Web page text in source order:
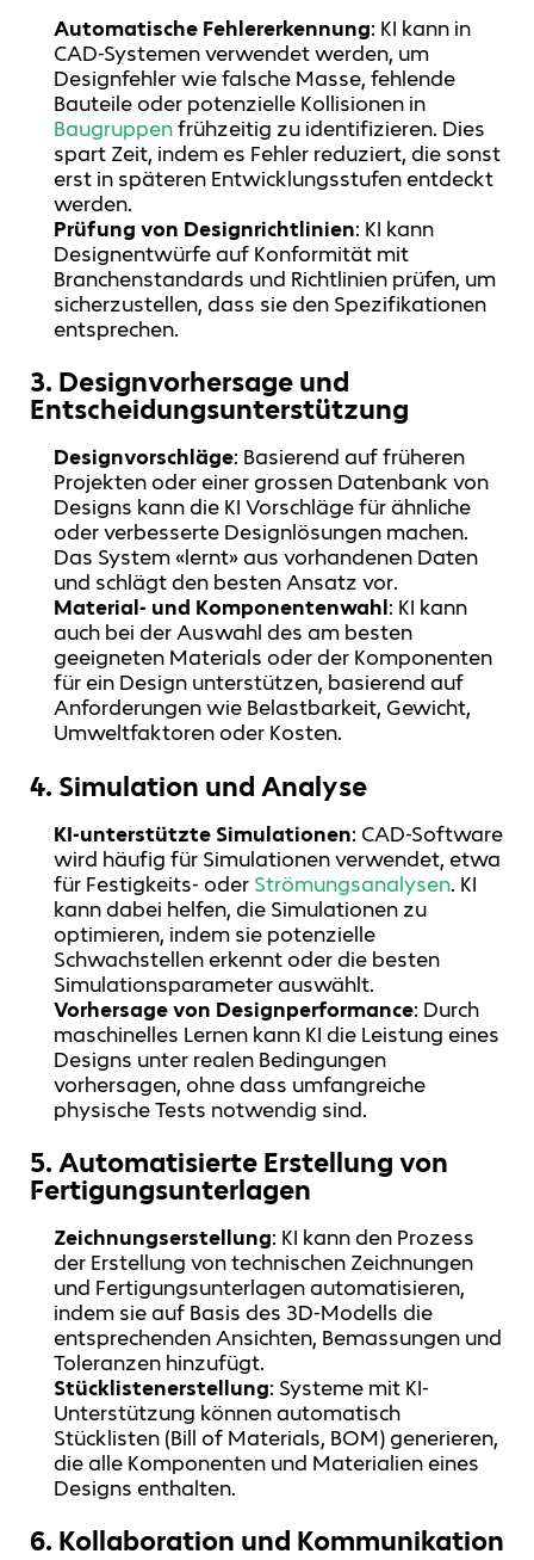
Automatische Fehlererkennung: KI kann in
CAD-Systemen verwendet werden, um
Designfehler wie falsche Masse, fehlende
Bauteile oder potenzielle Kollisionen in
Baugruppenfrühzeitig zu identifizieren. Dies
spart Zeit, indem es Fehler reduziert, die sonst
erst in späteren Entwicklungsstufen entdeckt
werden.
Prüfung von Designrichtlinien: KI kann
Designentwürfe auf Konformität mit
Branchenstandards und Richtlinien prüfen, um
sicherzustellen, dass sie den Spezifikationen
entsprechen.
3. Designvorhersage und
Entscheidungsunterstützung
Designvorschläge: Basierend auf früheren
Projekten oder einer grossen Datenbank von
Designs kann die KI Vorschläge für ähnliche
oder verbesserte Designlösungen machen.
Das System «lernt» aus vorhandenen Daten
und schlägt den besten Ansatz vor.
Material- und Komponentenwahl: KI kann
auch bei der Auswahl des am besten
geeigneten Materials oder der Komponenten
für ein Design unterstützen, basierend auf
Anforderungen wie Belastbarkeit, Gewicht,
Umweltfaktoren oder Kosten.
4. Simulation und Analyse
KI-unterstützte Simulationen: CAD-Software
wird häufig für Simulationen verwendet, etwa
für Festigkeits- oder Strömungsanalysen. KI
kann dabei helfen, die Simulationen zu
optimieren, indem sie potenzielle
Schwachstellen erkennt oder die besten
Simulationsparameter auswählt.
Vorhersage von Designperformance: Durch
maschinelles Lernen kann KI die Leistung eines
Designs unter realen Bedingungen
vorhersagen, ohne dass umfangreiche
physische Tests notwendig sind.
5. Automatisierte Erstellung von
Fertigungsunterlagen
Zeichnungserstellung: KI kann den Prozess
der Erstellung von technischen Zeichnungen
und Fertigungsunterlagen automatisieren,
indem sie auf Basis des 3D-Modells die
entsprechenden Ansichten, Bemassungen und
Toleranzen hinzufügt.
Stücklistenerstellung: Systeme mit KI-
Unterstützung können automatisch
Stücklisten (Bill of Materials, BOM) generieren,
die alle Komponenten und Materialien eines
Designs enthalten.
6. Kollaboration und Kommunikation